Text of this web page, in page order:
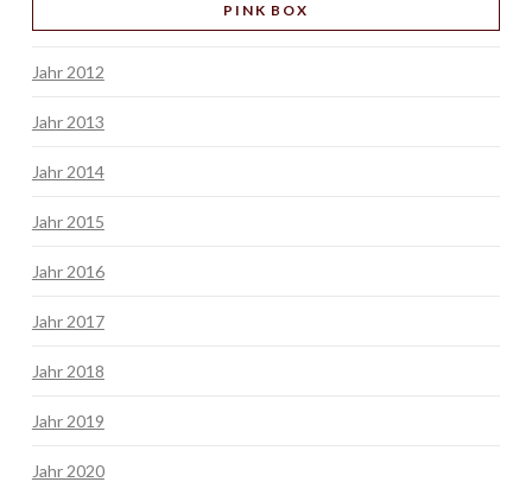
PINK BOX
Jahr 2012
Jahr 2013
Jahr 2014
Jahr 2015
Jahr 2016
Jahr 2017
Jahr 2018
Jahr 2019
Jahr 2020